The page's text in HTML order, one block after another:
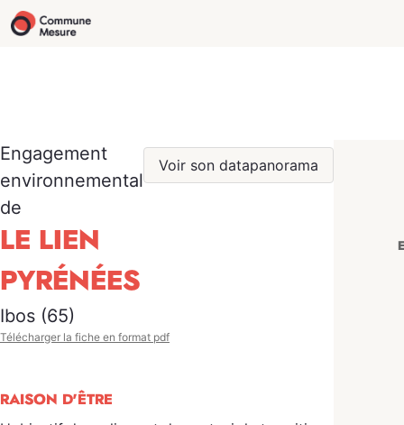
Engagement
environnemental
de
LE LIEN
PYRÉNÉES
Voir son datapanorama
Ibos (65)
Télécharger la fiche en format pdf
RAISON D'ÊTRE